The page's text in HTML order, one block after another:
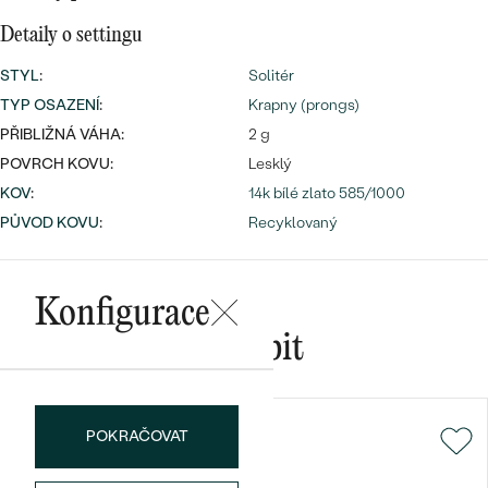
Bestsellery
Detaily o settingu
STYL:
Solitér
TYP OSAZENÍ:
Krapny (prongs)
PŘIBLIŽNÁ VÁHA:
2 g
POVRCH KOVU:
Lesklý
KOV:
14k bílé zlato 585/1000
PŮVOD KOVU: Recyklovaný
Konfigurace
POKRAČOVAT
Mohlo by se vám líbit